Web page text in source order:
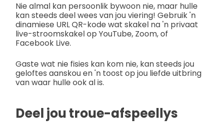
Nie almal kan persoonlik bywoon nie, maar hulle
kan steeds deel wees van jou viering! Gebruik 'n
dinamiese URL QR-kode wat skakel na 'n privaat
live-stroomskakel op YouTube, Zoom, of
Facebook Live.
Gaste wat nie fisies kan kom nie, kan steeds jou
geloftes aanskou en 'n toost op jou liefde uitbring
van waar hulle ook al is.
Deel jou troue-afspeellys